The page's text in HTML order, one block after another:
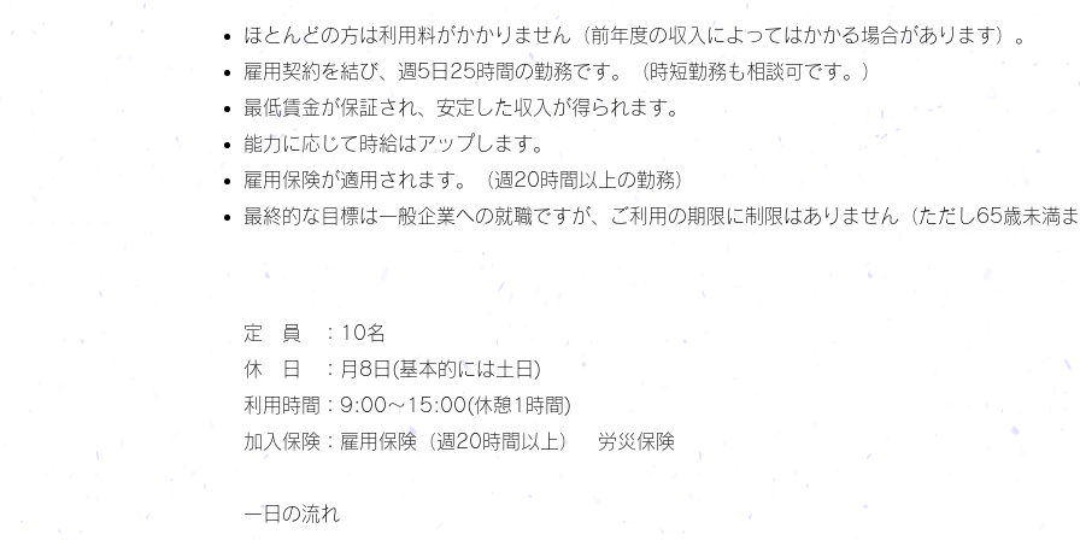
ほとんどの方は利用料がかかりません（前年度の収入によってはかかる場合があります）。
雇用契約を結び、週5日25時間の勤務です。（時短勤務も相談可です。）
最低賃金が保証され、安定した収入が得られます。
能力に応じて時給はアップします。
雇用保険が適用されます。（週20時間以上の勤務）
最終的な目標は一般企業への就職ですが、ご利用の期限に制限はありません（ただし65歳未満
定 員 ：10名
休 日 ：月8日(基本的には土日)
利用時間：9:00～15:00(休憩1時間)
​加入保険：雇用保険（週20時間以上） 労災保険
一日の流れ